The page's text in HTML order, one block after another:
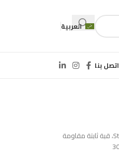
العربية
اتصل بنا
1/2.9 بوصة، 2 ميجابكسل، مسح تقدمي CMOS، 2.8 مم، حتى 30 مترًا شبكة Starlight HD، قبة ثابتة مقاومة